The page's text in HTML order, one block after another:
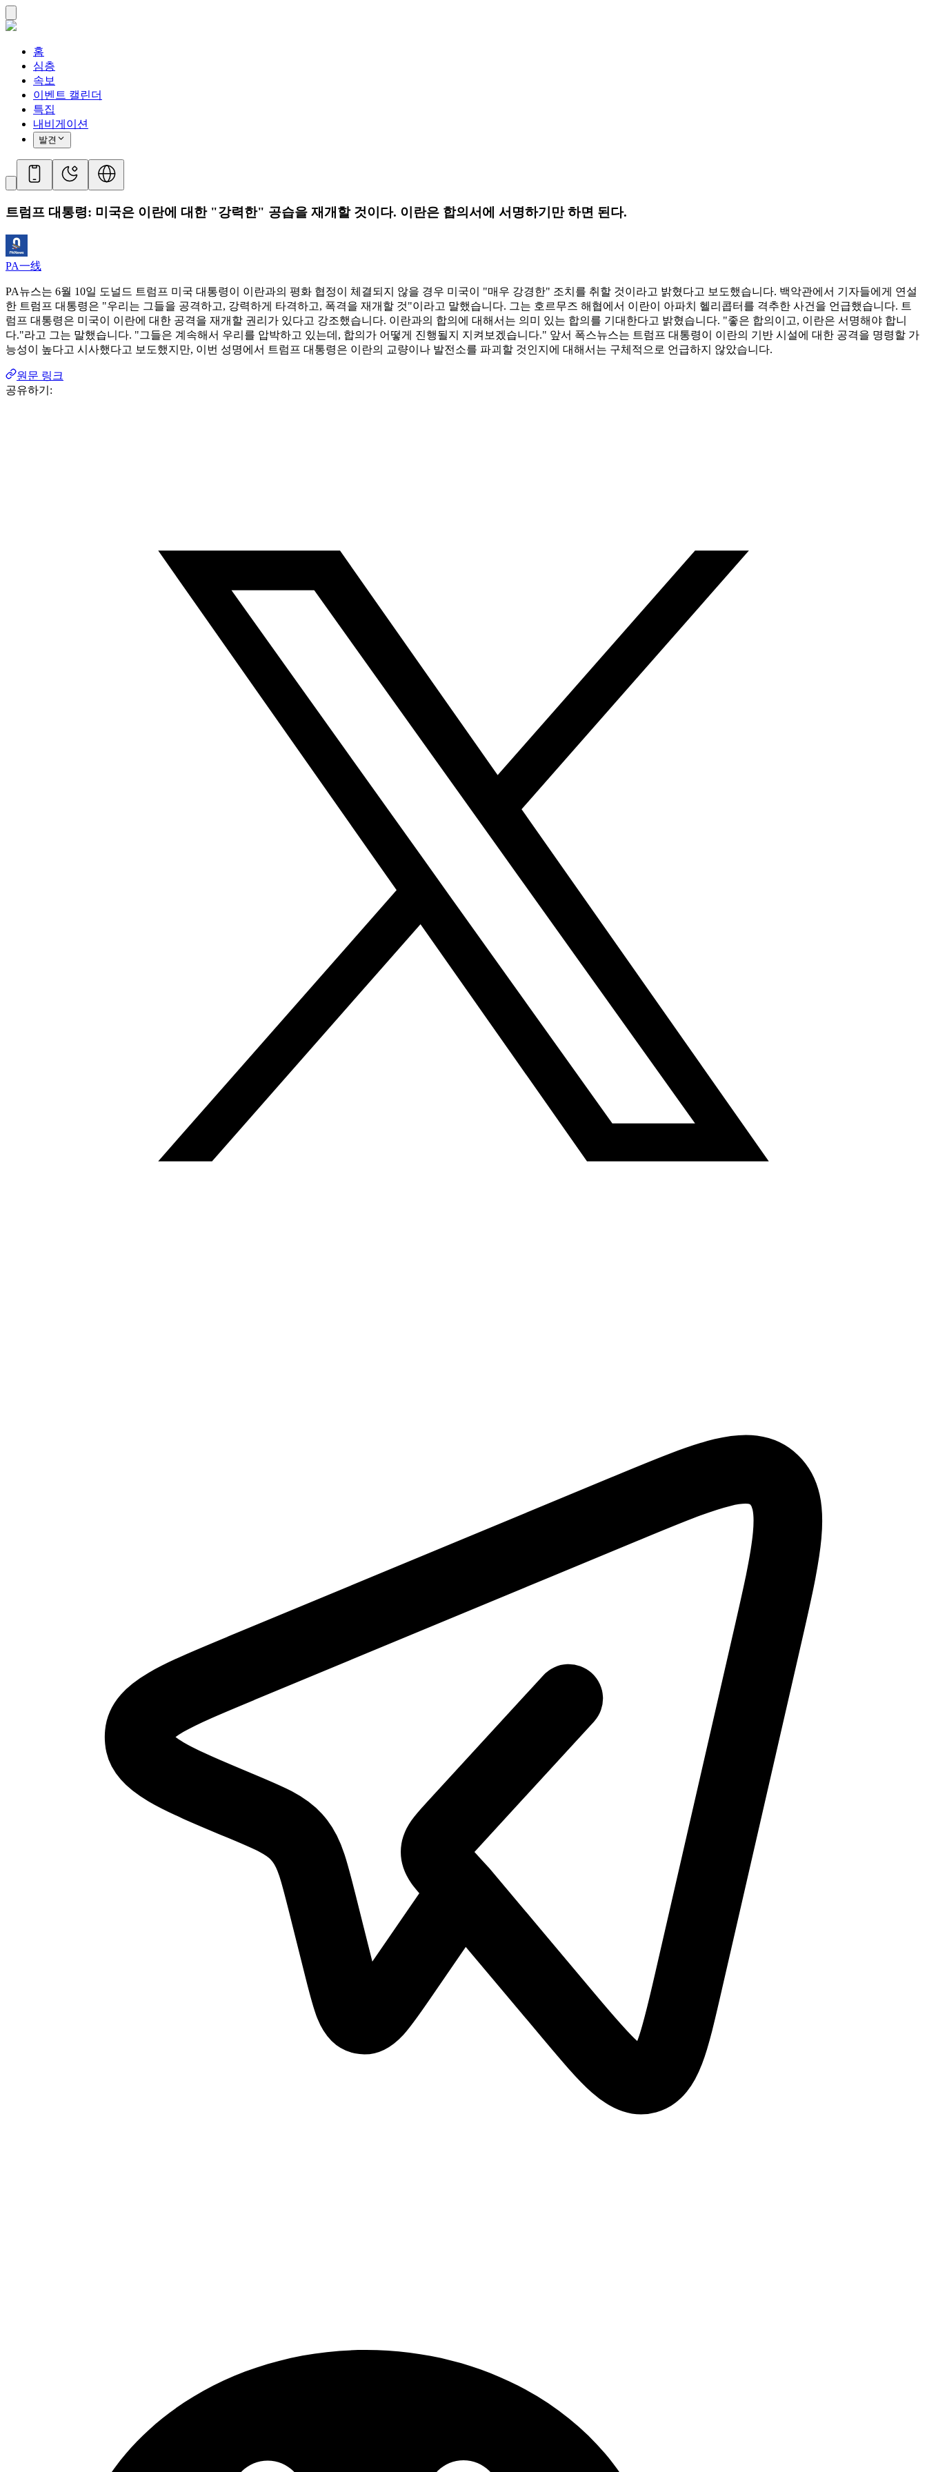
홈
심층
속보
이벤트 캘린더
특집
내비게이션
발견
트럼프 대통령: 미국은 이란에 대한 "강력한" 공습을 재개할 것이다. 이란은 합의서에 서명하기만 하면 된다.
PA一线
PA뉴스는 6월 10일 도널드 트럼프 미국 대통령이 이란과의 평화 협정이 체결되지 않을 경우 미국이 "매우 강경한" 조치를 취할 것이라고 밝혔다고 보도했습니다. 백악관에서 기자들에게 연설
한 트럼프 대통령은 "우리는 그들을 공격하고, 강력하게 타격하고, 폭격을 재개할 것"이라고 말했습니다. 그는 호르무즈 해협에서 이란이 아파치 헬리콥터를 격추한 사건을 언급했습니다. 트
럼프 대통령은 미국이 이란에 대한 공격을 재개할 권리가 있다고 강조했습니다. 이란과의 합의에 대해서는 의미 있는 합의를 기대한다고 밝혔습니다. "좋은 합의이고, 이란은 서명해야 합니
다."라고 그는 말했습니다. "그들은 계속해서 우리를 압박하고 있는데, 합의가 어떻게 진행될지 지켜보겠습니다." 앞서 폭스뉴스는 트럼프 대통령이 이란의 기반 시설에 대한 공격을 명령할 가
능성이 높다고 시사했다고 보도했지만, 이번 성명에서 트럼프 대통령은 이란의 교량이나 발전소를 파괴할 것인지에 대해서는 구체적으로 언급하지 않았습니다.
원문 링크
공유하기: